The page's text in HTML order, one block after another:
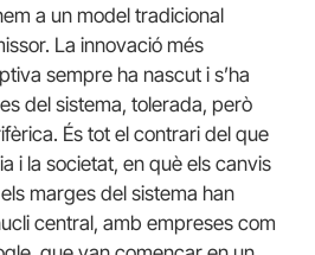
a un model tradicional
La innovació més
sempre ha nascut i s’ha
del sistema, tolerada, però
És tot el contrari del que
i la societat, en què els canvis
marges del sistema han
central, amb empreses com